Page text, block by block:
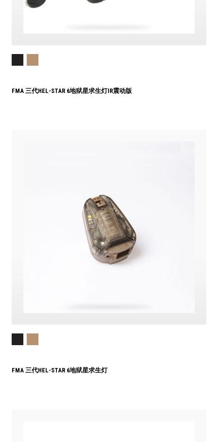
FMA 三代HEL-STAR 6地狱星求生灯IR震动版
FMA 三代HEL-STAR 6地狱星求生灯